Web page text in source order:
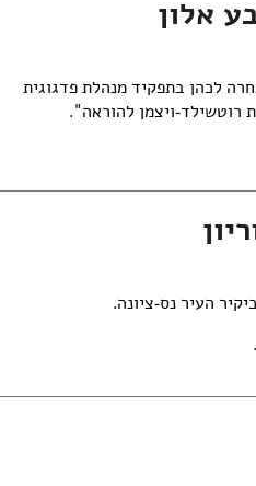
אלון
לכהן בתפקיד מנהלת פדגוגית
רוטשילד-ויצמן להוראה".
העיר נס-ציונה.